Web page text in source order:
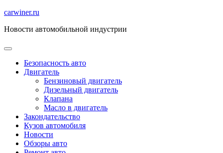
Перейти
содержимому
carwiner.ru
Новости автомобильной индустрии
Безопасность авто
Двигатель
Бензиновый двигатель
Дизельный двигатель
Клапана
Масло в двигатель
Закондательство
Кузов автомобиля
Новости
Обзоры авто